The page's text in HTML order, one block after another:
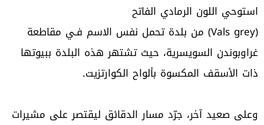
استوحي اللون الرمادي الفاتح
(Vals grey) من بلدة تحمل نفس الاسم فـي مقاطعة
غراوبوندن السويسرية، حيث تشتهر هذه البلدة ببيوتها
ذات الأسقف المكسوة بألواح الكوارتزيت.
وعلى صعيد آخر، جرّد مسار الدقائق ليقتصر على مشيرات